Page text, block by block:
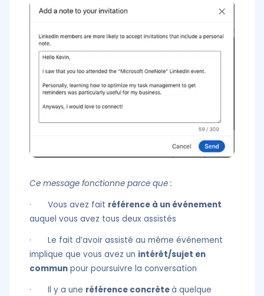
Ce message fonctionne parce que :
· Vous avez fait référence à un événement
auquel vous avez tous deux assistés
· Le fait d’avoir assisté au même événement
implique que vous avez un intérêt/sujet en
commun pour poursuivre la conversation
· Il y a une référence concrèteà quelque